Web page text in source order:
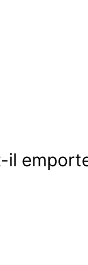
il